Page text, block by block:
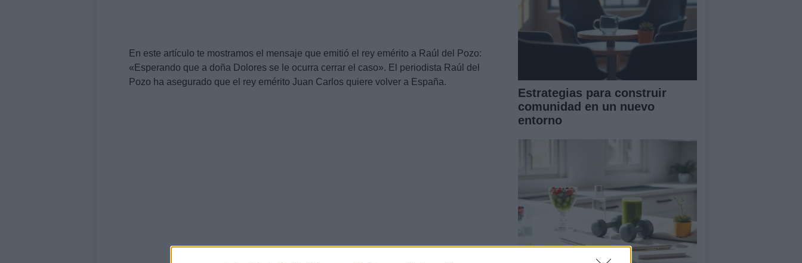
En este artículo te mostramos el mensaje que emitió el rey emérito a Raúl del Pozo:
«Esperando que a doña Dolores se le ocurra cerrar el caso». El periodista Raúl del
Pozo ha asegurado que el rey emérito Juan Carlos quiere volver a España.
Estrategias para construir
comunidad en un nuevo
entorno